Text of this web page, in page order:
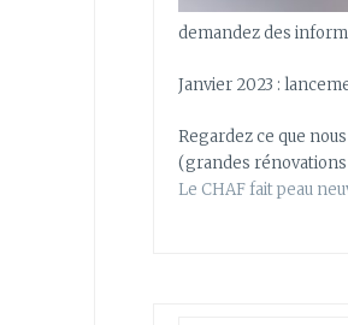
demandez des
Janvier 2023 :
Regardez ce que
(grandes rénovations
Le CHAF fait peau